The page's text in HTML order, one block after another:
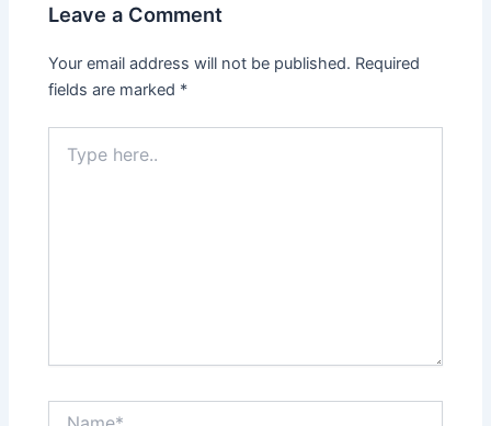
Leave a Comment
Your email address will not be published. Required
fields are marked *
here..